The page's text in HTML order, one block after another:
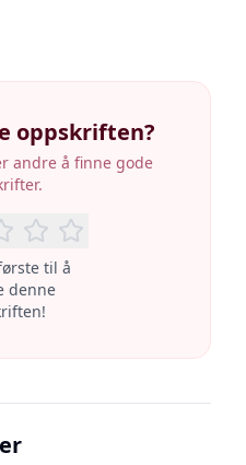
oppskriften?
andre å finne gode
til å
denne